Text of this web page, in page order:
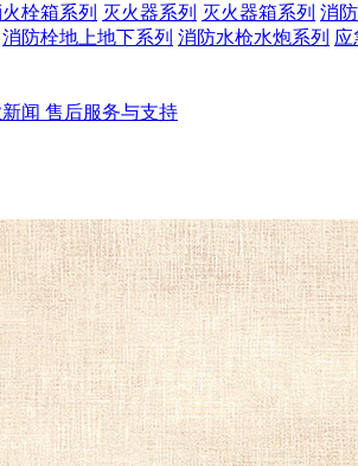
栓箱系列 灭火器系列 灭火器箱系列 消
消防栓地上地下系列 消防水枪水炮系列 应
闻 售后服务与支持